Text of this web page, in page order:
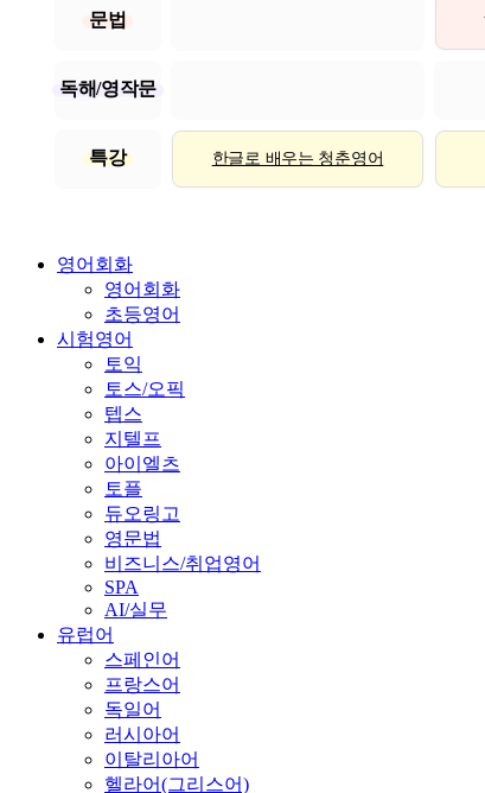
문법
독해/영작문
특강 한글로 배우는 청춘영어
영어회화
영어회화
초등영어
시험영어
토익
토스/오픽
텝스
지텔프
아이엘츠
토플
듀오링고
영문법
비즈니스/취업영어
SPA
AI/실무
유럽어
스페인어
프랑스어
독일어
러시아어
이탈리아어
헬라어(그리스어)